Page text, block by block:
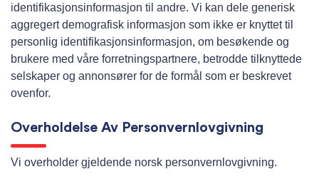
identifikasjonsinformasjon til andre. Vi kan dele generisk
aggregert demografisk informasjon som ikke er knyttet til
personlig identifikasjonsinformasjon, om besøkende og
brukere med våre forretningspartnere, betrodde tilknyttede
selskaper og annonsører for de formål som er beskrevet
ovenfor.
Overholdelse Av Personvernlovgivning
Vi overholder gjeldende norsk personvernlovgivning.